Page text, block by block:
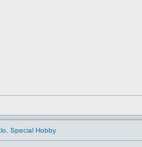
Special Hobby